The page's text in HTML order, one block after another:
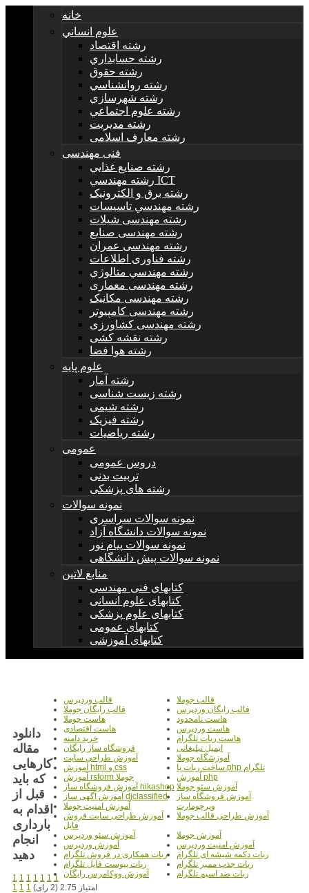
خانه
علوم انساني
رشته اقتصاد
رشته حسابداري
رشته حقوق
رشته روانشناسي
رشته شهرسازي
رشته علوم اجتماعي
رشته مديريت
رشته معارف اسلامی
فنی مهندسی
رشته صنايع غذايي
رشته مهندسي ICT
رشته برق و الکترونيک
رشته مهندسي تاسيسات
رشته مهندسی شیلات
رشته مهندسی صنایع
رشته مهندسی عمران
رشته فناوری اطلاعات
رشته مهندسي متالوژي
رشته مهندسی معماری
رشته مهندسی مکانیک
رشته مهندسی کامپیوتر
رشته مهندسی کشاورزی
رشته نقشه کشی
رشته هوا فضا
علوم پایه
رشته آمار
رشته زیست شناسی
رشته شیمی
رشته فیزیک
رشته ریاضیات
عمومی
دروس عمومی
تربیت بدنی
رشته های پزشکی
نمونه سوالات
نمونه سوالات سراسری
نمونه سوالات دانشگاه آزاد
نمونه سوالات پیام نور
نمونه سوالات پیش دانشگاهی
منابع لاتین
کتابهای فنی مهندسی
کتابهای علوم انسانی
کتابهای علوم پزشکی
کتابهای عمومی
کتابهای آموزشی
قالب جوملا
قالب وردپرس
قالب رایگان وردپرس
قالب رایگان جوملا
هاست نامحدود
هاست جوملا
هاست وردپرس
هاست اقتصادی
هاست ربات تلگرام
خرید دامنه
ایمیل تبلیغاتی
فروشگاه ساز رایگان
آموزشگاه جوملا
آموزش طراحی سایت
ساخت ربات با php تلگرام
آموزش html و css
آموزش php
آموزش rsform جوملا
آموزش سئو جوملا آموزش فروشگاه ساز hikashop
آموزش فروشگاه ساز
ویرچومارت
آموزش آگهی ساز djclassified
آموزش امنیت جوملا
آموزش طراحی قالب جوملا
آموزش طراحی سایت فروش
فایل
آموزش جوملا
آموزش سئو وردپرس
آموزش امنیت وردپرس
آموزش وردپرس
ربات دکمه شیشه ای تلگرام
ربات همکاری در فروش تلگرام
ربات جذب ممبر تلگرام
ربات پیوست فایل تلگرام
ربات ضد اسپم تلگرام
آموزش ووکامرس رایگان
دانلود
مقاله
کارهایی
که باید
قبل از
اقدام به
بارداری
انجام
دهید
1 1 1 1 1 1 1
1 1 1
امتیاز 2.75 (2 رای)